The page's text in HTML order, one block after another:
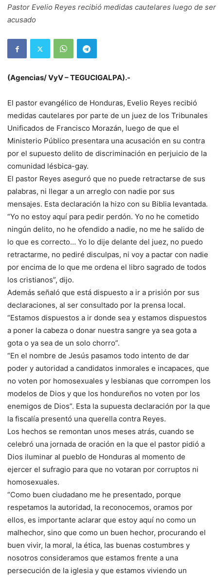
Pastor Evelio Reyes recibió medidas cautelares luego de ser
acusado
(Agencias/ VyV – TEGUCIGALPA).-
El pastor evangélico de Honduras, Evelio Reyes recibió
medidas cautelares por parte de un juez de los Tribunales
Unificados de Francisco Morazán, luego de que el
Ministerio Público presentara una acusación en su contra
por el supuesto delito de discriminación en perjuicio de la
comunidad lésbica-gay.
El pastor Reyes aseguró que no puede retractarse de sus
palabras, ni llegar a un arreglo con nadie por sus
mensajes. Esta declaración la hizo con su Biblia levantada.
“Yo no estoy aquí para pedir perdón. Yo no he cometido
ningún delito, no he ofendido a nadie, no me he salido de
lo que es correcto… Yo lo dije delante del juez, no puedo
retractarme, no pediré disculpas, ni voy a pactar con nadie
por encima de lo que me ordena el libro sagrado de todos
los cristianos”, dijo.
Además señaló que está dispuesto a ir a prisión por sus
declaraciones, al ser consultado por la prensa local.
“Estamos dispuestos a ir donde sea y estamos dispuestos
a poner la cabeza o donar nuestra sangre ya sea gota a
gota o ya sea de un solo chorro”.
“En el nombre de Jesús pasamos todo intento de dar
poder y autoridad a candidatos inmorales e incapaces, que
no voten por homosexuales y lesbianas que corrompen los
modelos de Dios y que los hondureños no voten por los
enemigos de Dios”. Esta la supuesta declaración por la que
la fiscalía presentó una querella contra Reyes.
Los hechos se remontan unos meses atrás, cuando se
celebró una jornada de oración en la que el pastor pidió a
Dios iluminar al pueblo de Honduras al momento de
ejercer el sufragio para que no votaran por corruptos ni
homosexuales.
“Como buen ciudadano me he presentado, porque
respetamos la autoridad, la reconocemos, oramos por
ellos, es importante aclarar que estoy aquí no como un
malhechor, sino que como un buen hechor, procurando el
buen vivir, la moral, la ética, las buenas costumbres y
nosotros consideramos que estamos frente a una
persecución de la iglesia y que estamos viviendo un